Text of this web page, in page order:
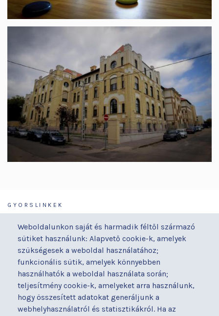
Weboldalunkon saját és harmadik féltől származó
sütiket használunk: Alapvető cookie-k, amelyek
szükségesek a weboldal használatához;
funkcionális sütik, amelyek könnyebben
használhatók a weboldal használata során;
teljesítmény cookie-k, amelyeket arra használunk,
hogy összesített adatokat generáljunk a
webhelyhasználatról és statisztikákról. Ha az
GYORSLINKEK
Orvosaink
Osztályaink
Kapcsolat
Akadálymentesítési
nyilatkozat
Alapítványaink
Betegjogi képviselő
Gyermekmegőrző
Házirend
Hírek
Parkolás
Térítéses ellátás
Videógaléria
Visszajelzések